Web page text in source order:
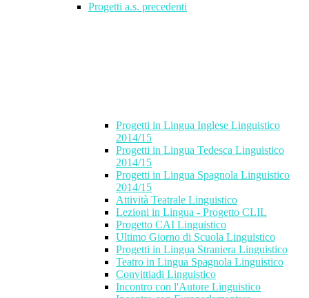
Progetti a.s. precedenti
Progetti in Lingua Inglese Linguistico
2014/15
Progetti in Lingua Tedesca Linguistico
2014/15
Progetti in Lingua Spagnola Linguistico
2014/15
Attività Teatrale Linguistico
Lezioni in Lingua - Progetto CLIL
Progetto CAI Linguistico
Ultimo Giorno di Scuola Linguistico
Progetti in Lingua Straniera Linguistico
Teatro in Lingua Spagnola Linguistico
Convittiadi Linguistico
Incontro con l'Autore Linguistico